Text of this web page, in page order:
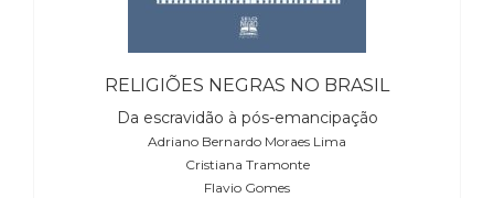
RELIGIÕES NEGRAS NO BRASIL
Da escravidão à pós-emancipação
Adriano Bernardo Moraes Lima
Cristiana Tramonte
Flavio Gomes